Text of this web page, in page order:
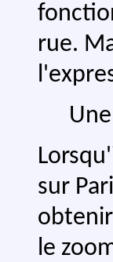
rue.
sur
le